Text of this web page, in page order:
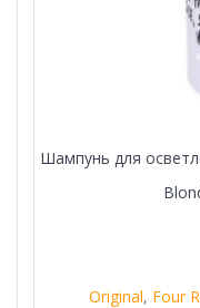
Шампунь для
Original, Four